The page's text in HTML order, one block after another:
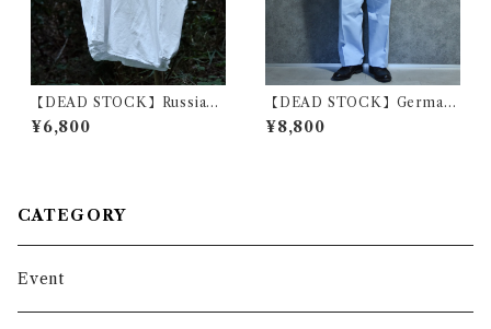
【DEAD STOCK】Russian
Military Sleeping Shirts He
nryneck ロシア軍 スリーピン
¥6,800
【DEAD STOCK】German
y Army T/C Trousers ドイ
ツ軍 コットンポリ ツイル トラ
¥8,800
CATEGORY
Event